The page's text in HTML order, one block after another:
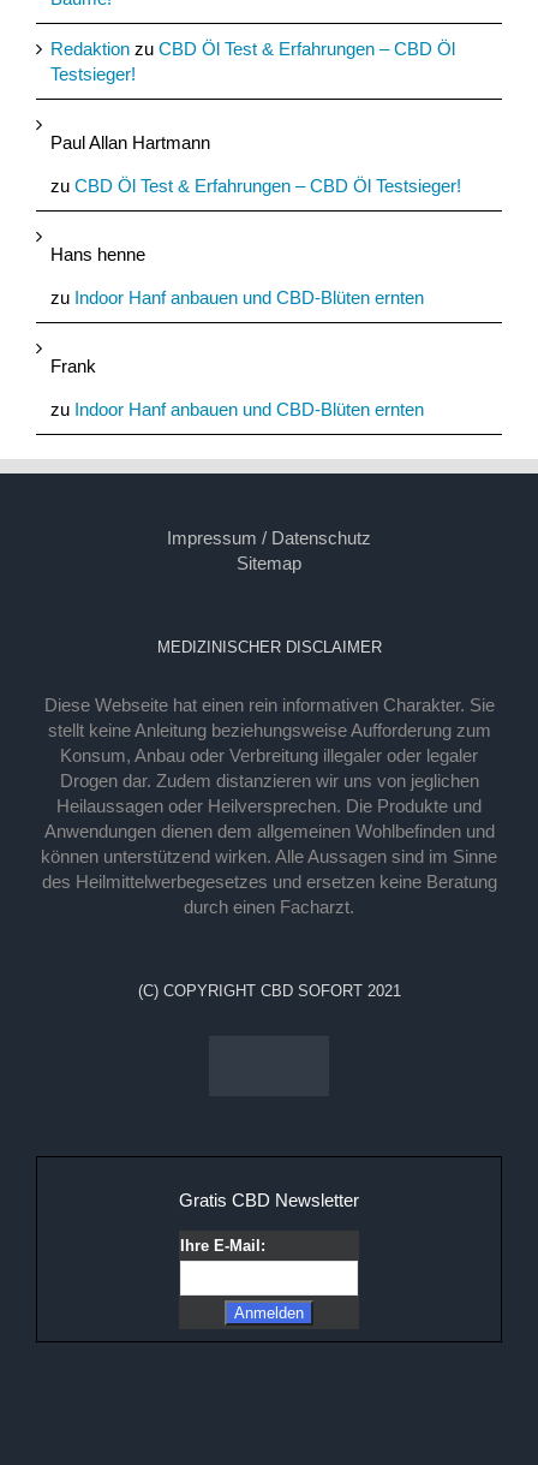
Redaktion zu CBD Öl Test & Erfahrungen – CBD Öl
Testsieger!
Paul Allan Hartmann
zu CBD Öl Test & Erfahrungen – CBD Öl Testsieger!
Hans henne
zu Indoor Hanf anbauen und CBD-Blüten ernten
Frank
zu Indoor Hanf anbauen und CBD-Blüten ernten
Impressum / Datenschutz
Sitemap
MEDIZINISCHER DISCLAIMER
Diese Webseite hat einen rein informativen Charakter. Sie
stellt keine Anleitung beziehungsweise Aufforderung zum
Konsum, Anbau oder Verbreitung illegaler oder legaler
Drogen dar. Zudem distanzieren wir uns von jeglichen
Heilaussagen oder Heilversprechen. Die Produkte und
Anwendungen dienen dem allgemeinen Wohlbefinden und
können unterstützend wirken. Alle Aussagen sind im Sinne
des Heilmittelwerbegesetzes und ersetzen keine Beratung
durch einen Facharzt.
(C) COPYRIGHT CBD SOFORT 2021
Gratis CBD Newsletter
Ihre E-Mail: